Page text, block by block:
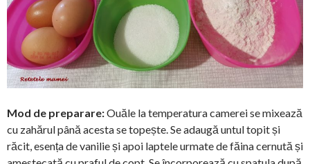
Mod de preparare:Ouăle la temperatura camerei se mixează
cu zahărul până acesta se topește. Se adaugă untul topit și
răcit, esența de vanilie și apoi laptele urmate de făina cernută și